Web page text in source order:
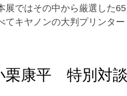
展ではその中から厳選した
てキヤノンの大判プリンタ
栗康平 特別対